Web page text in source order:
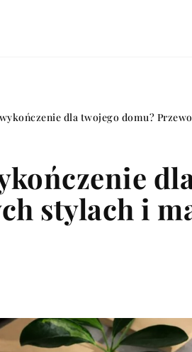
dla twojego domu?
stylach i